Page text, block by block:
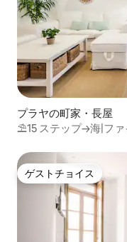
プラヤの町家・長屋
⛱15 ステップ→海|フ
ゲストチョイス
ゲストチョイス